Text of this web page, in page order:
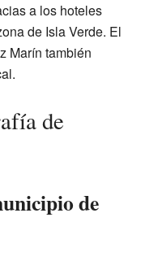
a los hoteles
de Isla Verde. El
Marín también
de
de